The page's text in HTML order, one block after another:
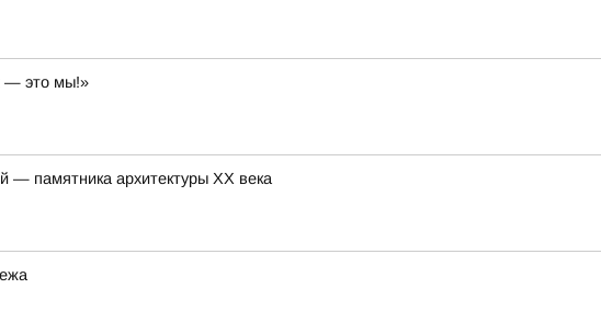
— это мы!»
— памятника архитектуры ХХ века